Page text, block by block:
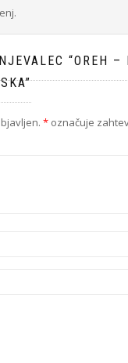
“OREH –
* označuje